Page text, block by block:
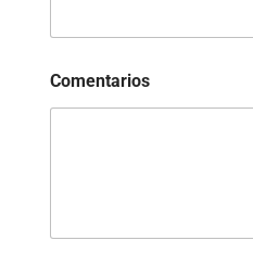
Comentarios